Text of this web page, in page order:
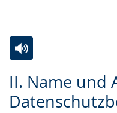
II. Name und
Leichten
Sprache
Audio-
Unterstützung.
Video
in